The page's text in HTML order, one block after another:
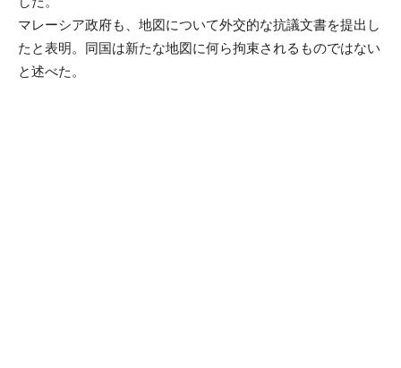
マレーシア政府も、地図について外交的な抗議文書を提出し
たと表明。同国は新たな地図に何ら拘束されるものではない
と述べた。